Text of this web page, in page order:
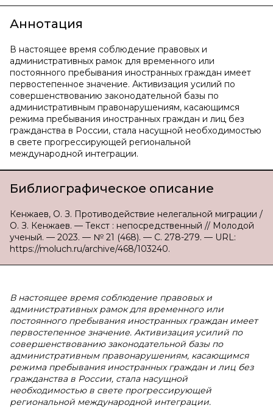
Аннотация
В настоящее время соблюдение правовых и
административных рамок для временного или
постоянного пребывания иностранных граждан имеет
первостепенное значение. Активизация усилий по
совершенствованию законодательной базы по
административным правонарушениям, касающимся
режима пребывания иностранных граждан и лиц без
гражданства в России, стала насущной необходимостью
в свете прогрессирующей региональной
международной интеграции.
Библиографическое описание
Кенжаев, О. З. Противодействие нелегальной миграции /
О. З. Кенжаев. — Текст : непосредственный // Молодой
ученый. — 2023. — № 21 (468). — С. 278-279. — URL:
https://moluch.ru/archive/468/103240.
В настоящее время соблюдение правовых и
административных рамок для временного или
постоянного пребывания иностранных граждан имеет
первостепенное значение. Активизация усилий по
совершенствованию законодательной базы по
административным правонарушениям, касающимся
режима пребывания иностранных граждан и лиц без
гражданства в России, стала насущной
необходимостью в свете прогрессирующей
региональной международной интеграции.